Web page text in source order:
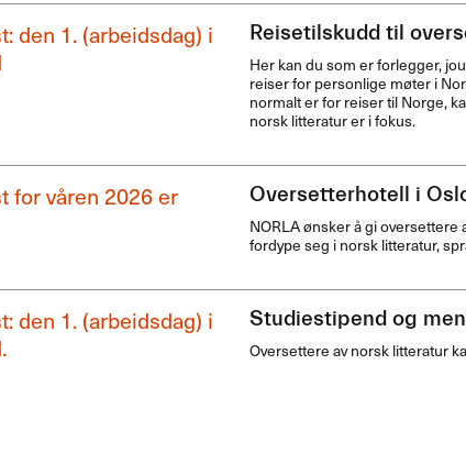
den 1. (arbeidsdag) i
Reisetilskudd til
Her kan du som er forlegger,
reiser for personlige møter i
normalt er for reiser til Norge,
norsk litteratur er i fokus.
for våren 2026 er
Oversetterhotell i
NORLAønsker å gi oversettere
fordype seg i norsk litteratur,
den 1. (arbeidsdag) i
Studiestipend og
Oversettere av norsk litteratur